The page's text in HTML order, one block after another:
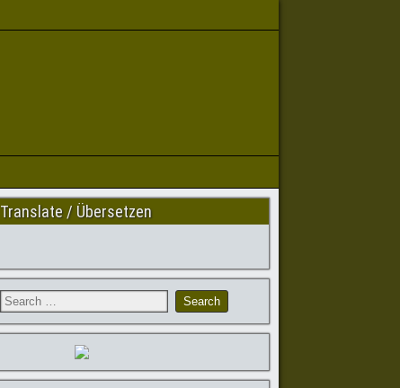
Translate / Übersetzen